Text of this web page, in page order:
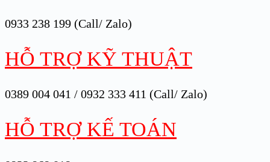
0933 238 199 (Call/ Zalo)
HỖ TRỢ KỸ THUẬT
0389 004 041 / 0932 333 411 (Call/ Zalo)
HỖ TRỢ KẾ TOÁN